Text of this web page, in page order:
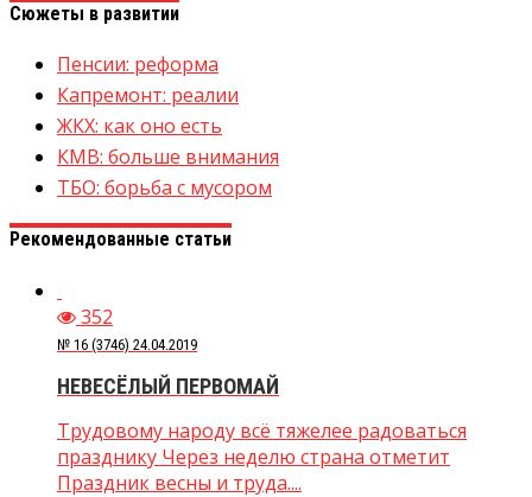
Сюжеты в развитии
Пенсии: реформа
Капремонт: реалии
ЖКХ: как оно есть
КМВ: больше внимания
ТБО: борьба с мусором
Рекомендованные статьи
352
№ 16 (3746) 24.04.2019
НЕВЕСЁЛЫЙ ПЕРВОМАЙ
Трудовому народу всё тяжелее радоваться
празднику Через неделю страна отметит
Праздник весны и труда....